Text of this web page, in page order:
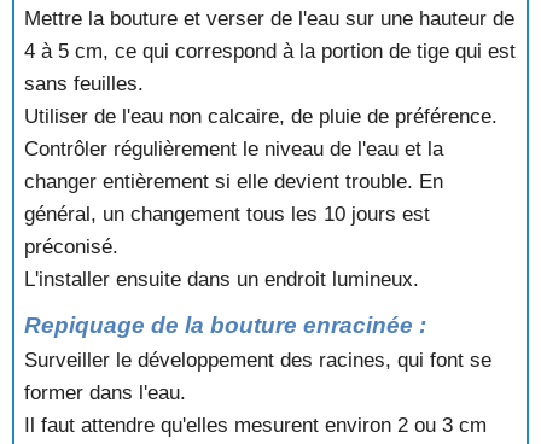
Mettre la bouture et verser de l'eau sur une hauteur de
4 à 5 cm, ce qui correspond à la portion de tige qui est
sans feuilles.
Utiliser de l'eau non calcaire, de pluie de préférence.
Contrôler régulièrement le niveau de l'eau et la
changer entièrement si elle devient trouble. En
général, un changement tous les 10 jours est
préconisé.
L'installer ensuite dans un endroit lumineux.
Repiquage de la bouture enracinée :
Surveiller le développement des racines, qui font se
former dans l'eau.
Il faut attendre qu'elles mesurent environ 2 ou 3 cm